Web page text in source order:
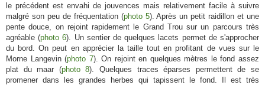
le précédent est envahi de jouvences mais relativement facile à suivre
malgré son peu de fréquentation (photo 5). Après un petit raidillon et une
pente douce, on rejoint rapidement le Grand Trou sur un parcours très
agréable (photo 6). Un sentier de quelques lacets permet de s'approcher
du bord. On peut en apprécier la taille tout en profitant de vues sur le
Morne Langevin (photo 7). On rejoint en quelques mètres le fond assez
plat du maar (photo 8). Quelques traces éparses permettent de se
promener dans les grandes herbes qui tapissent le fond. Il est très